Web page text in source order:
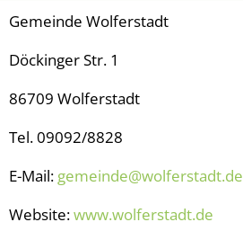
Gemeinde Wolferstadt
Döckinger Str. 1
86709 Wolferstadt
Tel. 09092/8828
E-Mail: gemeinde@wolferstadt.de
Website:www.wolferstadt.de